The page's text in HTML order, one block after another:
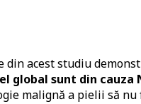
din acest studiu
global sunt din cauza
malignă a pielii să